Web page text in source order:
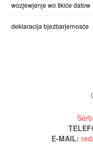
wozjewjenje wo škiće datow
deklaracija bjezbarjernosće
E-MAIL: